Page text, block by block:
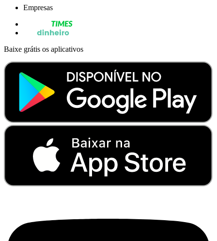
Empresas
Baixe grátis os aplicativos